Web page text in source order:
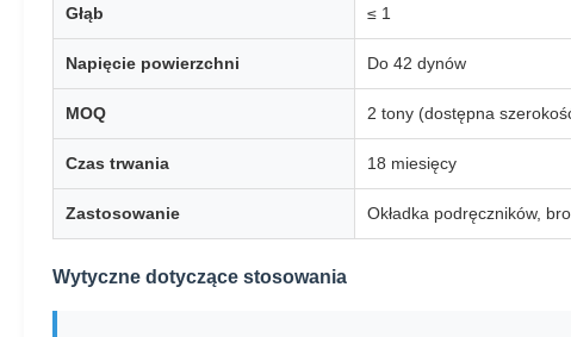
Głąb ≤ 1
Napięcie powierzchni Do 42 dynów
MOQ 2 tony (dostępna
Czas trwania 18 miesięcy
Zastosowanie Okładka podręczników,
Wytyczne dotyczące stosowania